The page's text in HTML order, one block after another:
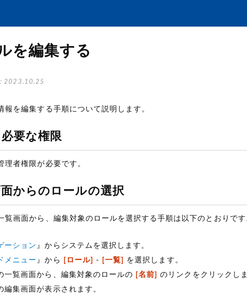
を編集する
: 2023.10.25
報を編集する手順について説明します。
要な権限
理者権限が必要です。
からのロールの選択
覧画面から、編集対象のロールを選択する手順は以下のとおりです
ーション 』からシステムを選択します。
メニュー 』から [ロール] - [一覧]
を選択します。
一覧画面から、編集対象のロールの
[名前] のリンクをクリックしま
編集画面が表示されます。